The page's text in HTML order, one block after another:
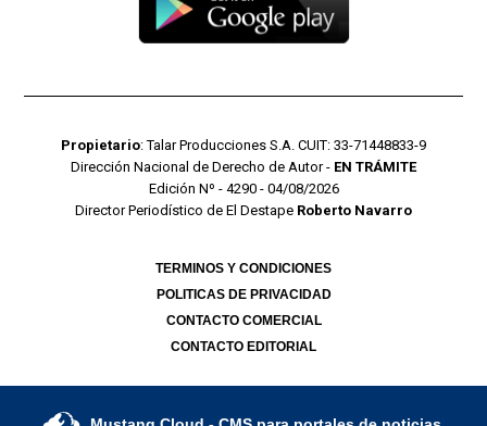
Propietario: Talar Producciones S.A. CUIT: 33-71448833-9
Dirección Nacional de Derecho de Autor - EN TRÁMITE
Edición Nº - 4290 - 04/08/2026
Director Periodístico de El Destape Roberto Navarro
TERMINOS Y CONDICIONES
POLITICAS DE PRIVACIDAD
CONTACTO COMERCIAL
CONTACTO EDITORIAL